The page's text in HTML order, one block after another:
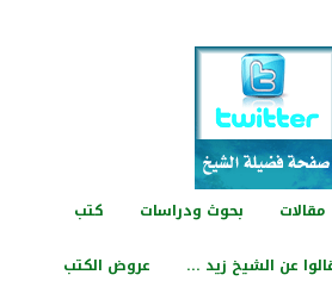
مقالات بحوث ودراسات كتب
عن الشيخ زيد ... عروض الكتب